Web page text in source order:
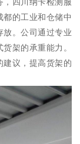
的工业和仓储中
放。公司通过专业
架的承重能力。
建议，提高货架的